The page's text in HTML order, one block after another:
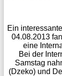
Ein
04.08.2013
eine
Bei der
Samstag
(Dzeko) und